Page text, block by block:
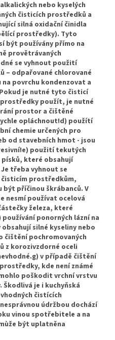
nebo kyselých
čisticích prostředků a
silná oxidační činidla
prostředky). Tyto
být používány přímo na
provětrávaných
se vyhnout použití
– odpařované chlorované
na povrchu kondenzovat a
je nutné tyto čisticí
použít, je nutné
prostor a čištěné
opláchnout!d) použítí
chemie určených pro
od stavebních hmot - jsou
použití tekutých
které obsahují
třeba vyhnout se
prostředkům,
příčinou škrábanců. V
nesmí používat ocelová
železa, které
ponorných lázní na
silné kyseliny nebo
čištění pochromovaných
z korozivzdorné oceli
v případě čištění
kde není známé
poškodit vrchní vrstvu
Škodlivá je i kuchyňská
čistících
údržbou dochází
vinou spotřebitele a na
být uplatněna